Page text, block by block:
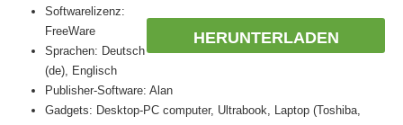
HERUNTERLADEN
Softwarelizenz:
FreeWare
Sprachen: Deutsch
(de), Englisch
Publisher-Software: Alan
Gadgets: Desktop-PC computer, Ultrabook, Laptop (Toshiba,